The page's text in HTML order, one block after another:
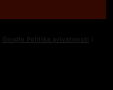
Google Politika privatnosti i